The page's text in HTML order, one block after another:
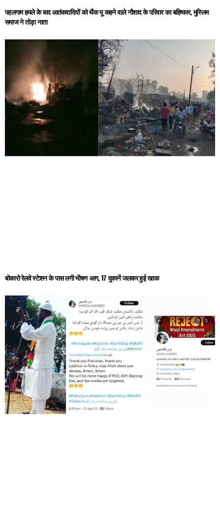
पहलगाम हमले के बाद आतंकवादियों को थैंक यू कहने वाले नौशाद के परिवार का बहिष्कार, मुस्लिम
समाज ने तोड़ा नाता
बोकारो रेलवे स्टेशन के पास लगी भीषण आग, 17 दुकानें जलकर हुई खाक